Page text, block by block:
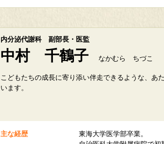
内分泌代謝科 副部長・医監
中村 千鶴子
なかむら ちづこ
こどもたちの成長に寄り添い伴走できるような、あ
います。
主な経歴
東海大学医学部卒業。